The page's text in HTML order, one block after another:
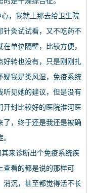
，我就上那去给卫生院
针灸试试看，又不吃药不
单位隔壁，比较方便，
好转也没有，只是刚刚扎
疑我是类风湿，免疫系统
听见她的建议，但是没有
开封比较好的医院淮河医
了，终于还是我还是被确
来诊断出个免疫系统疾
查看的都是说的那样可
消沉，甚至都觉得活不长